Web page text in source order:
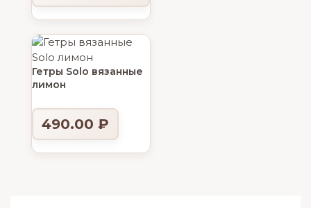
Гетры Solo вязанные
лимон
490.00 ₽